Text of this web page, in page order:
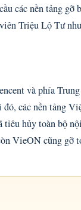
các nền tảng gỡ
Triệu Lộ Tư
và phía
các nền tảng
tiêu hủy toàn bộ
VieON cũng gỡ